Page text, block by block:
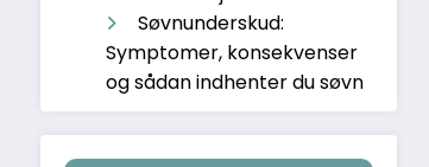
Søvnunderskud:
Symptomer, konsekvenser
og sådan indhenter du søvn